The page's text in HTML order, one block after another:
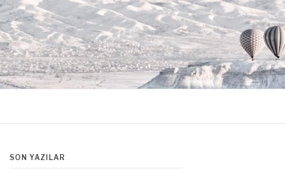
SON YAZILAR